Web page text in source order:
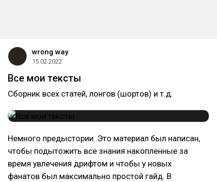
wrong way
15.02.2022
Все мои тексты
Сборник всех статей, лонгов (шортов) и т.д.
Немного предыстории. Это материал был написан,
чтобы подытожить все знания накопленные за
время увлечения дрифтом и чтобы у новых
фанатов был максимально простой гайд. В